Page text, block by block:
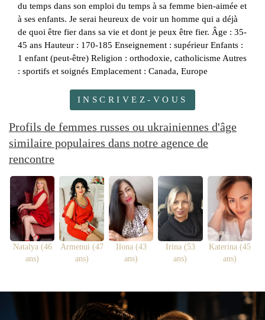
du temps dans son emploi du temps à sa femme bien-aimée et
à ses enfants. Je serai heureux de voir un homme qui a déjà
de quoi être fier dans sa vie et dont je peux être fier. Âge : 35-
45 ans Hauteur : 170-185 Enseignement : supérieur Enfants :
1 enfant (peut-être) Religion : orthodoxie, catholicisme Autres
: sportifs et soignés Emplacement : Canada, Europe
INSCRIVEZ-VOUS
Profils de femmes russes ou ukrainiennes d'âge
similaire populaires dans notre agence de
rencontre
Natalya (46
ans)
Armenui (47
ans)
Ilona (43
ans)
Irina (53
ans)
Katerina (45
ans)